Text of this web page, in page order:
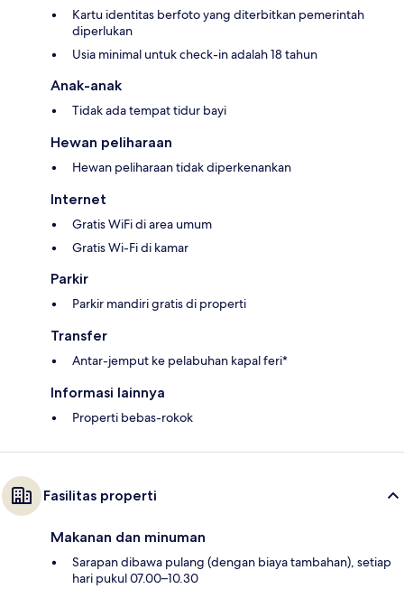
Kartu identitas berfoto yang diterbitkan pemerintah
diperlukan
Usia minimal untuk check-in adalah 18 tahun
Anak-anak
Tidak ada tempat tidur bayi
Hewan peliharaan
Hewan peliharaan tidak diperkenankan
Internet
Gratis WiFi di area umum
Gratis Wi-Fi di kamar
Parkir
Parkir mandiri gratis di properti
Transfer
Antar-jemput ke pelabuhan kapal feri*
Informasi lainnya
Properti bebas-rokok
Fasilitas properti
Makanan dan minuman
Sarapan dibawa pulang (dengan biaya tambahan), setiap
hari pukul 07.00–10.30